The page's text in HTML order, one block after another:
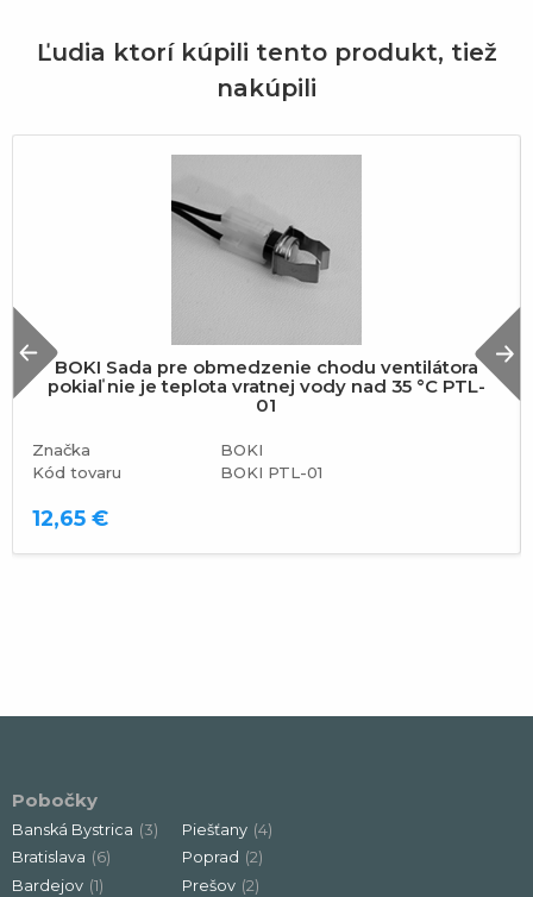
Ľudia ktorí kúpili tento produkt, tiež
nakúpili
BOKI Sada pre obmedzenie chodu ventilátora
pokiaľ nie je teplota vratnej vody nad 35 °C PTL-
01
Značka
BOKI
Kód tovaru
BOKI PTL-01
12,65 €
Pobočky
Banská Bystrica (3)
Bratislava (6)
Bardejov (1)
Piešťany (4)
Poprad (2)
Prešov (2)